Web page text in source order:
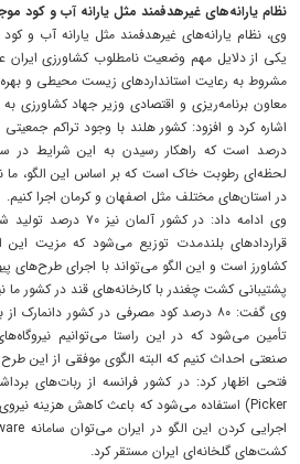
نظام یارانه‌های غیرهدفمند مثل یارانه آب و کود
وی، نظام یارانه‌های غیرهدفمند مثل یارانه آب و
یکی از دلایل مهم وضعیت نامطلوب کشاورزی ایران
مشروط به رعایت استانداردهای زیست محیطی و
معاون برنامه‌ریزی و اقتصادی وزیر جهاد کشاورزی
درصد است که راهکار رسیدن به این شرایط در
لحظه‌ای رطوبت خاک است که بر اساس این الگو، ما
در استان‌های مختلف مثل اصفهان و کرمان اجرا کنیم.
وی ادامه داد: در کشور
قراردادهای بلندمدت توزیع می‌شود که مزیت این
کشاورز است و این الگو می‌تواند با اجرای طرح‌های
پشتیبانی کشت چغندر با کارخانه‌های قند در کشور ما
وی گفت: ۸۰ درصد کود مصرفی در کشور
تأمین می‌شود که در این راستا می‌توانیم
صنعتی احداث کنیم که البته الگوی موفقی از این طرح
کشت‌های گلخانه‌ای ایران مستقر کرد.